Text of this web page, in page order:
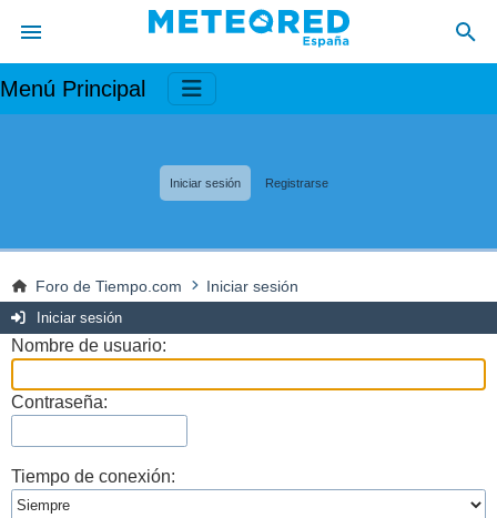
Menú Principal
Iniciar sesión Registrarse
Foro de Tiempo.com Iniciar sesión
Iniciar sesión
Nombre de usuario:
Contraseña:
Tiempo de conexión: